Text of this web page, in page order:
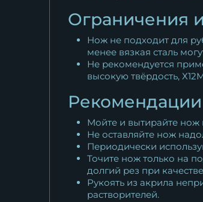
Ограничения
Нож не подходит для
менее вязкая сталь
Не рекомендуется
высокую твёрдость,
Мойте и вытирайте нож
Не оставляйте нож
Периодически
Точите нож только на
долгий рез при
Рукоять из акрила
растворителей.